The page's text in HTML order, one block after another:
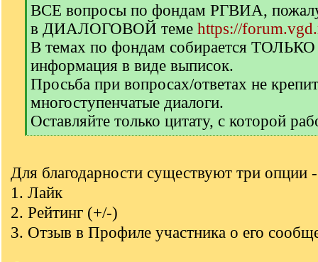
[
q
]
ВСЕ вопросы по фондам РГВИА,
в ДИАЛОГОВОЙ теме https://
В темах по фондам собирается ТОЛЬКО
информация в виде выписок.
Просьба при вопросах/ответах не
многоступенчатые диалоги.
Оставляйте только цитату, с которой
[
]
Для благодарности существуют три опции -
1. Лайк
2. Рейтинг (+/-)
3. Отзыв в Профиле участника о его